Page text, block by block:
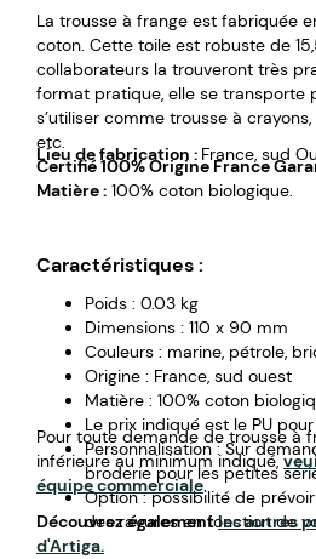
La trousse à frange est fabriquée
coton. Cette toile est robuste de
collaborateurs la trouveront très
format pratique, elle se transporte
s’utiliser comme trousse à
etc.
Certifié 100% Origine France
Lieu de fabrication : France, sud
Matière : 100% coton biologique.
Caractéristiques :
Poids : 0.03 kg
Dimensions : 110 x 90 mm
Couleurs : marine, pétrole,
Origine : France, sud ouest
Matière : 100% coton
Le prix indiqué est le PU
Personnalisation : Sur
broderie pour les petites
Option : possibilité de
des rayures en fonction de
Pour toute demande de trousse à
inférieure au minimum indiqué,
équipe commerciale.
Découvrez égalementles autres
d'Artiga.